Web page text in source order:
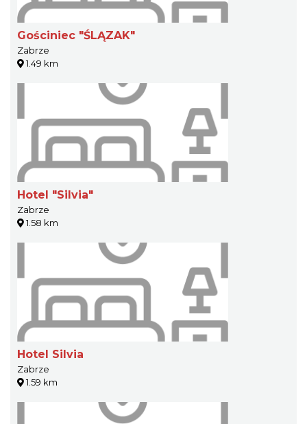
Gościniec "ŚLĄZAK"
Zabrze
1.49 km
Hotel "Silvia"
Zabrze
1.58 km
Hotel Silvia
Zabrze
1.59 km